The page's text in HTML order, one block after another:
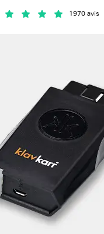
1970 avis